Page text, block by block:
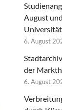
August
Universität
6. August
der
6. August